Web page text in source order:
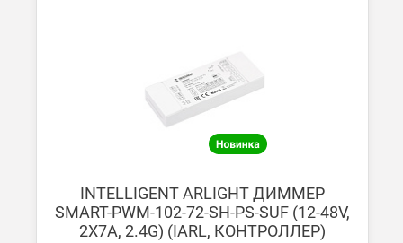
INTELLIGENT ARLIGHT ДИММЕР
SMART-PWM-102-72-SH-PS-SUF (12-48V,
2X7A, 2.4G) (IARL, КОНТРОЛЛЕР)